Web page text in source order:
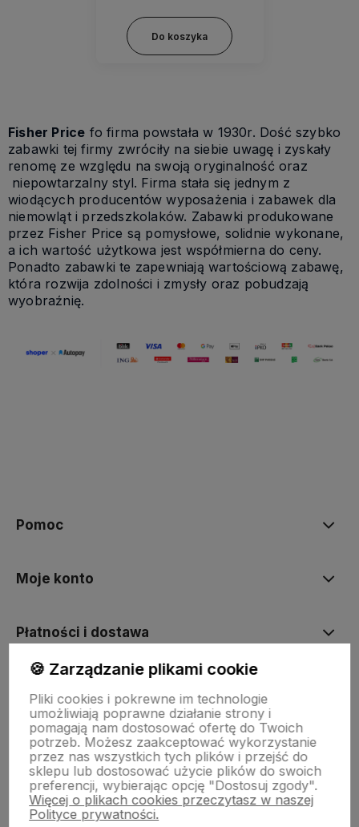
Do koszyka
Fisher Price fo firma powstała w 1930r. Dość szybko
zabawki tej firmy zwróciły na siebie uwagę i zyskały
renomę ze względu na swoją oryginalność oraz
niepowtarzalny styl. Firma stała się jednym z
wiodących producentów wyposażenia i zabawek dla
niemowląt i przedszkolaków. Zabawki produkowane
przez Fisher Price są pomysłowe, solidnie wykonane,
a ich wartość użytkowa jest współmierna do ceny.
Ponadto zabawki te zapewniają wartościową zabawę,
która rozwija zdolności i zmysły oraz pobudzają
wyobraźnię.
Pomoc
Moje konto
Płatności i dostawa
O nas
🍪 Zarządzanie plikami cookie
Pliki cookies i pokrewne im technologie
umożliwiają poprawne działanie strony i
pomagają nam dostosować ofertę do Twoich
potrzeb. Możesz zaakceptować wykorzystanie
przez nas wszystkich tych plików i przejść do
sklepu lub dostosować użycie plików do swoich
preferencji, wybierając opcję "Dostosuj zgody".
Więcej o plikach cookies przeczytasz w naszej
Polityce prywatności.